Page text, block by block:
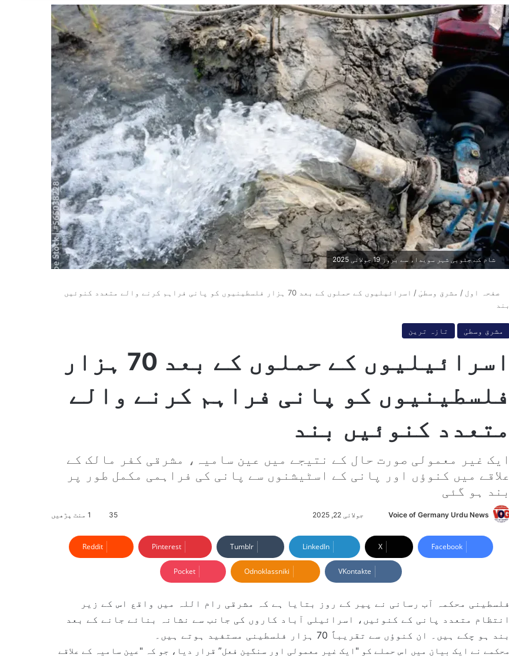
شام کے جنوبی شہر سویداء سے بروز 19 جولائی 2025
صفحہ اول / مشرق وسطیٰ /
اسرائیلیوں کے حملوں کے بعد 70 ہزار فلسطینیوں کو پانی فراہم کرنے والے متعدد کنوئیں
بند
مشرق وسطیٰ تازہ ترین
اسرائیلیوں کے حملوں کے بعد 70 ہزار
فلسطینیوں کو پانی فراہم کرنے والے
متعدد کنوئیں بند
ایک غیر معمولی صورت حال کے نتیجے میں عین سامیہ، مشرقی کفر مالک کے
علاقے میں کنوؤں اور پانی کے اسٹیشنوں سے پانی کی فراہمی مکمل طور پر
بند ہو گئی
Voice of Germany Urdu News
n
d
n
l
جولائی 22, 2025 35
Facebook
X
LinkedIn
Tumblr
Pinterest
Reddit
VKontakte
Odnoklassniki
Pocket
فلسطینی محکمہ آب رسانی نے پیر کے روز بتایا ہے کہ مشرقی رام اللہ میں واقع اس کے زیر
انتظام متعدد پانی کے کنوئیں، اسرائیلی آباد کاروں کی جانب سے نشانہ بنائے جانے کے بعد
بند ہو چکے ہیں۔ ان کنوؤں سے تقریباً 70 ہزار فلسطینی مستفید ہوتے ہیں۔
محکمے نے ایک بیان میں اس حملے کو "ایک غیر معمولی اور سنگین فعل” قرار دیا، جو کہ "عین سامیہ کے علاقے